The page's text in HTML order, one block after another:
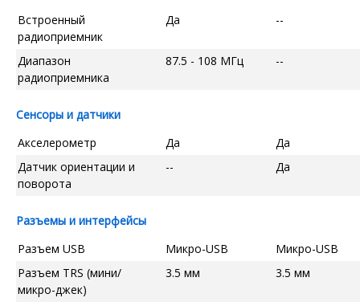
Встроенный
радиоприемник
Да --
Диапазон
радиоприемника
87.5 - 108 МГц --
Сенсоры и датчики
Акселерометр
Да
Да
Датчик ориентации и
поворота
-- Да
Разъемы и интерфейсы
Разъем USB
Микро-USB
Микро-USB
Разъем TRS (мини/
микро-джек)
3.5 мм 3.5 мм